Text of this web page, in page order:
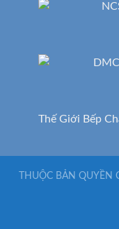
Thế Giới Bếp
THUỘC BẢN QUYỀN